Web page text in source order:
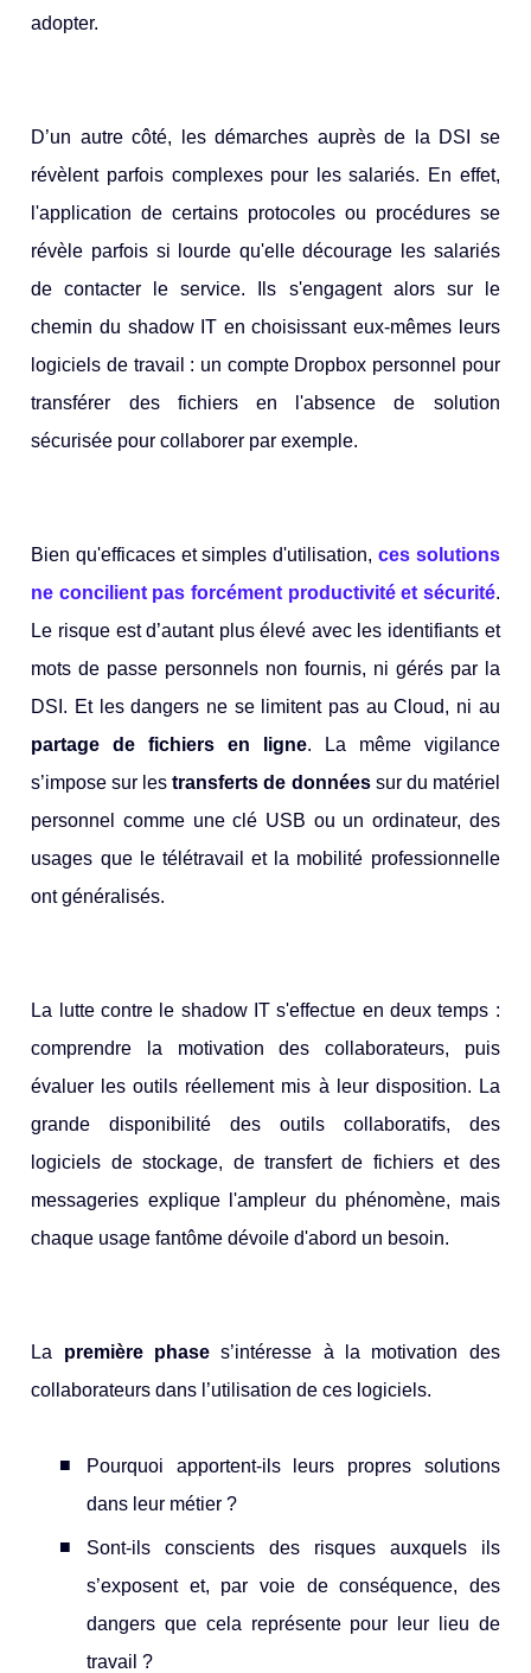
adopter.
D’un autre côté, les démarches auprès de la DSI se
révèlent parfois complexes pour les salariés. En effet,
l'application de certains protocoles ou procédures se
révèle parfois si lourde qu'elle décourage les salariés
de contacter le service. Ils s'engagent alors sur le
chemin du shadow IT en choisissant eux-mêmes leurs
logiciels de travail : un compte Dropbox personnel pour
transférer des fichiers en l'absence de solution
sécurisée pour collaborer par exemple.
Bien qu'efficaces et simples d'utilisation, ces solutions
ne concilient pas forcément productivité et sécurité.
Le risque est d’autant plus élevé avec les identifiants et
mots de passe personnels non fournis, ni gérés par la
DSI. Et les dangers ne se limitent pas au Cloud, ni au
partage de fichiers en ligne. La même vigilance
s’impose sur lestransferts de donnéessur du matériel
personnel comme une clé USB ou un ordinateur, des
usages que le télétravail et la mobilité professionnelle
ont généralisés.
La lutte contre le shadow IT s'effectue en deux temps :
comprendre la motivation des collaborateurs, puis
évaluer les outils réellement mis à leur disposition. La
grande disponibilité des outils collaboratifs, des
logiciels de stockage, de transfert de fichiers et des
messageries explique l'ampleur du phénomène, mais
chaque usage fantôme dévoile d'abord un besoin.
La première phase s’intéresse à la motivation des
collaborateurs dans l’utilisation de ces logiciels.
Pourquoi apportent-ils leurs propres solutions
dans leur métier ?
Sont-ils conscients des risques auxquels ils
s’exposent et, par voie de conséquence, des
dangers que cela représente pour leur lieu de
travail ?